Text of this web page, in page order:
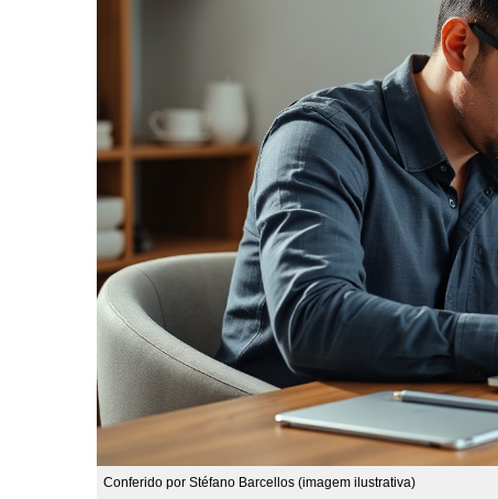
Conferido por Stéfano Barcellos (imagem ilustrativa)